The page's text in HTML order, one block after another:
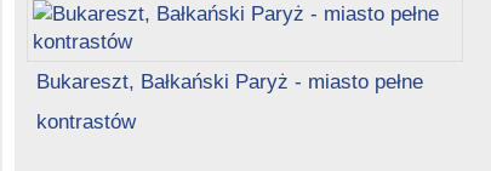
Bukareszt, Bałkański Paryż - miasto pełne
kontrastów